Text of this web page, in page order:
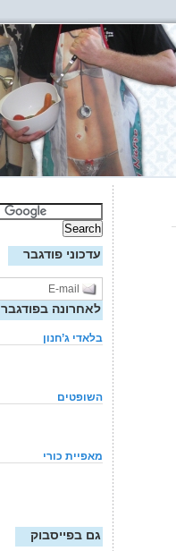
עדכוני פודגבר
לאחרונה בפודגבר
בלאדי ג’חנון
השופטים
מאפיית כורי
גם בפייסבוק